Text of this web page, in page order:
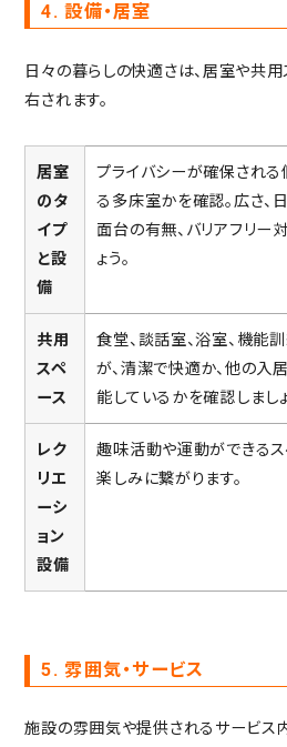
4. 設備・居室
日々の暮らしの快適さは、居室や共
右されます。
居室
のタ
イプ
と設
備
プライバシーが確保される
る多床室かを確認。広さ、日
面台の有無、バリアフリー
ょう。
共用
スペ
ース
食堂、談話室、浴室、機能
が、清潔で快適か、他の入
能しているかを確認しましょ
レク
リエ
ーシ
ョン
設備
趣味活動や運動ができる
楽しみに繋がります。
5. 雰囲気・サービス
施設の雰囲気や提供されるサービス